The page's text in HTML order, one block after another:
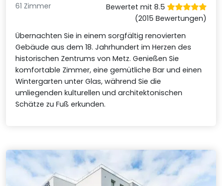
61 Zimmer
Bewertet mit 8.5
(2015 Bewertungen)
Übernachten Sie in einem sorgfältig renovierten
Gebäude aus dem 18. Jahrhundert im Herzen des
historischen Zentrums von Metz. Genießen Sie
komfortable Zimmer, eine gemütliche Bar und einen
Wintergarten unter Glas, während Sie die
umliegenden kulturellen und architektonischen
Schätze zu Fuß erkunden.